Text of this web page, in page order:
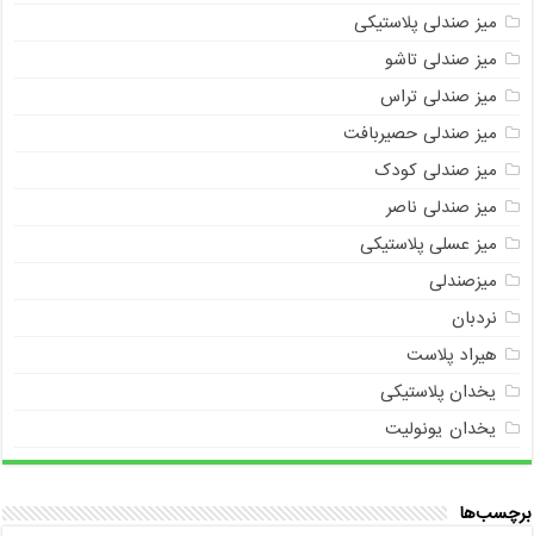
میز صندلی پلاستیکی
میز صندلی تاشو
میز صندلی تراس
میز صندلی حصیربافت
میز صندلی کودک
میز صندلی ناصر
میز عسلی پلاستیکی
میزصندلی
نردبان
هیراد پلاست
یخدان پلاستیکی
یخدان یونولیت
برچسب‌ها